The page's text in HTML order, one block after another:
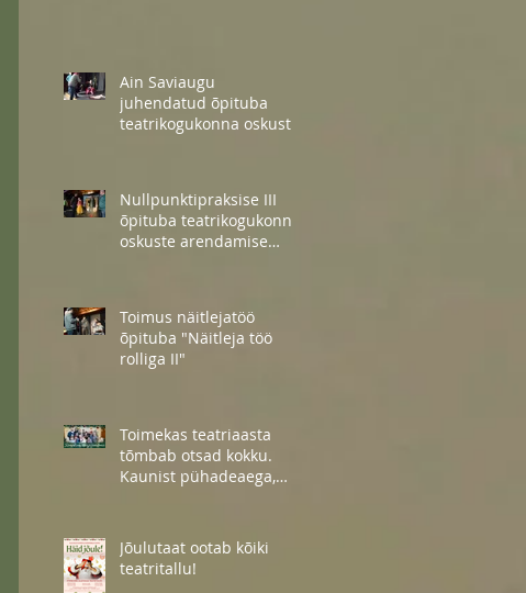
Ain Saviaugu
juhendatud õpituba
teatrikogukonna oskuste
Nullpunktipraksise III
õpituba teatrikogukonna
oskuste arendamise
Toimus näitlejatöö
õpituba "Näitleja töö
rolliga II"
Toimekas teatriaasta
tõmbab otsad kokku.
Kaunist pühadeaega,
Jõulutaat ootab kõiki
teatritallu!